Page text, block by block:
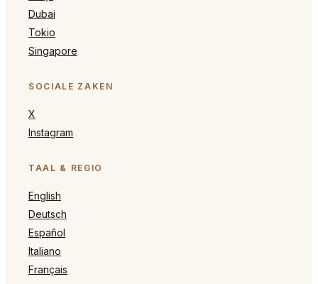
Dubai
Tokio
Singapore
SOCIALE ZAKEN
X
Instagram
TAAL & REGIO
English
Deutsch
Español
Italiano
Français